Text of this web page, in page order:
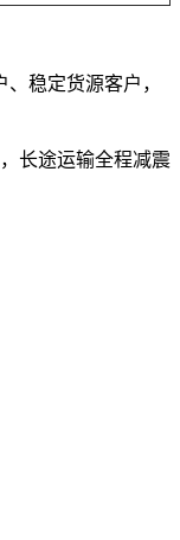
稳定货源客户，
长途运输全程减震